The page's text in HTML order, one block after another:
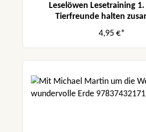
Leselöwen Lesetraining 1.
Tierfreunde halten
4,95 €*